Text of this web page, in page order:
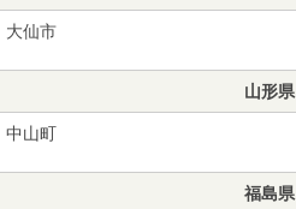
大仙市
山形県
中山町
福島県